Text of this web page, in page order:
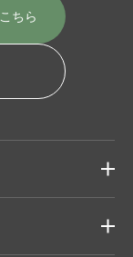
ちら